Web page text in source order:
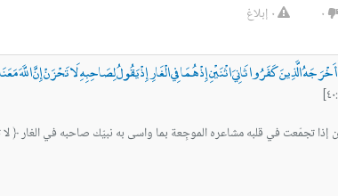
٠ ٠ إبلاغ
الَّذِينَ كَفَرُوا ثَانِيَ اثْنَيْنِ إِذْ هُمَا فِي الْغَارِ إِذْ يَقُولُ لِصَاحِبِهِ لَا تَحْزَنْ إِنَّ